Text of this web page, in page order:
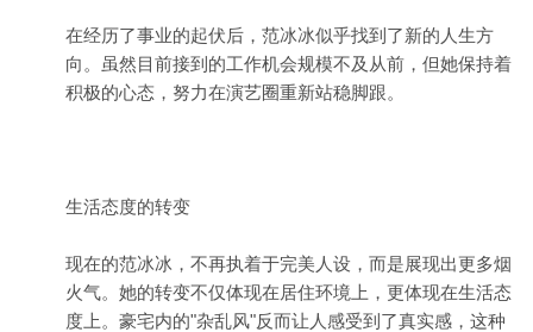
在经历了事业的起伏后，范冰冰似乎找到了新的人生方
向。虽然目前接到的工作机会规模不及从前，但她保持着
积极的心态，努力在演艺圈重新站稳脚跟。
生活态度的转变
现在的范冰冰，不再执着于完美人设，而是展现出更多烟
火气。她的转变不仅体现在居住环境上，更体现在生活态
度上。豪宅内的"杂乱风"反而让人感受到了真实感，这种